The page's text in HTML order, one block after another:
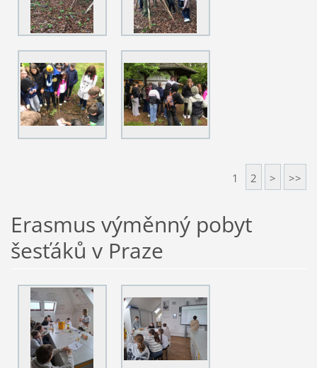
1 2 > >>
Erasmus výměnný pobyt
šesťáků v Praze